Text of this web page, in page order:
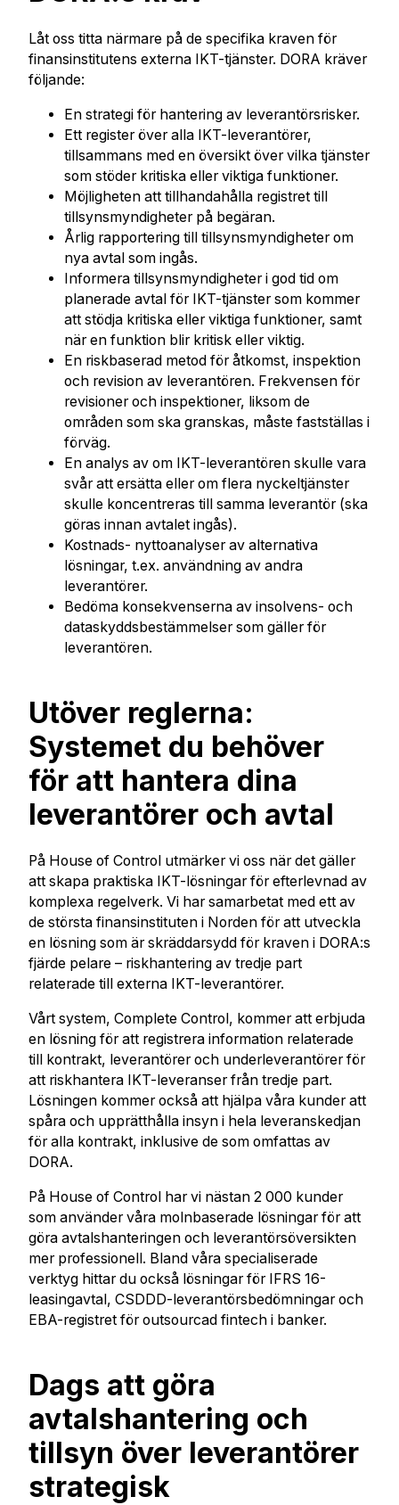
Låt oss titta närmare på de specifika kraven för
finansinstitutens externa IKT-tjänster. DORA kräver
följande:
En strategi för hantering av leverantörsrisker.
Ett register över alla IKT-leverantörer,
tillsammans med en översikt över vilka tjänster
som stöder kritiska eller viktiga funktioner.
Möjligheten att tillhandahålla registret till
tillsynsmyndigheter på begäran.
Årlig rapportering till tillsynsmyndigheter om
nya avtal som ingås.
Informera tillsynsmyndigheter i god tid om
planerade avtal för IKT-tjänster som kommer
att stödja kritiska eller viktiga funktioner, samt
när en funktion blir kritisk eller viktig.
En riskbaserad metod för åtkomst, inspektion
och revision av leverantören. Frekvensen för
revisioner och inspektioner, liksom de
områden som ska granskas, måste fastställas i
förväg.
En analys av om IKT-leverantören skulle vara
svår att ersätta eller om flera nyckeltjänster
skulle koncentreras till samma leverantör (ska
göras innan avtalet ingås).
Kostnads- nyttoanalyser av alternativa
lösningar, t.ex. användning av andra
leverantörer.
Bedöma konsekvenserna av insolvens- och
dataskyddsbestämmelser som gäller för
leverantören.
Utöver reglerna:
Systemet du behöver
för att hantera dina
leverantörer och avtal
På House of Control utmärker vi oss när det gäller
att skapa praktiska IKT-lösningar för efterlevnad av
komplexa regelverk. Vi har samarbetat med ett av
de största finansinstituten i Norden för att utveckla
en lösning som är skräddarsydd för kraven i DORA:s
fjärde pelare – riskhantering av tredje part
relaterade till externa IKT-leverantörer.
Vårt system, Complete Control, kommer att erbjuda
en lösning för att registrera information relaterade
till kontrakt, leverantörer och underleverantörer för
att riskhantera IKT-leveranser från tredje part.
Lösningen kommer också att hjälpa våra kunder att
spåra och upprätthålla insyn i hela leveranskedjan
för alla kontrakt, inklusive de som omfattas av
DORA.
På House of Control har vi nästan 2 000 kunder
som använder våra molnbaserade lösningar för att
göra avtalshanteringen och leverantörsöversikten
mer professionell. Bland våra specialiserade
verktyg hittar du också lösningar för IFRS 16-
leasingavtal, CSDDD-leverantörsbedömningar och
EBA-registret för outsourcad fintech i banker.
Dags att göra
avtalshantering och
tillsyn över leverantörer
strategisk